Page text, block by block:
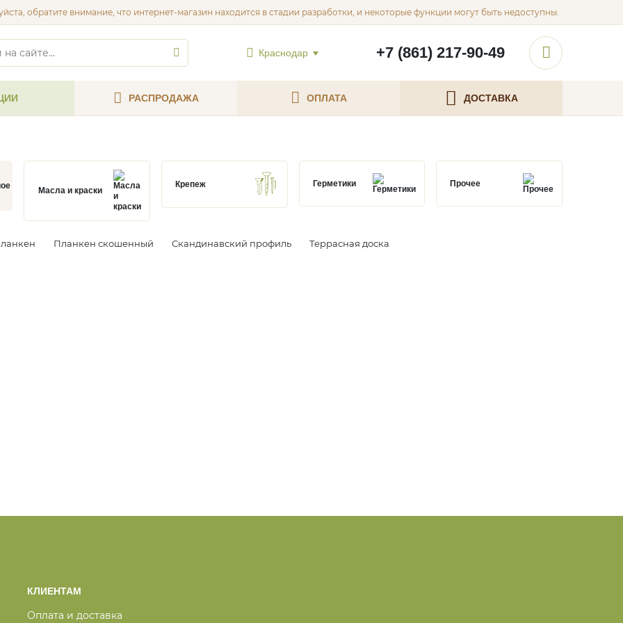
обратите внимание, что интернет-магазин находится в стадии разработки, и некоторые функции могут быть недоступны.
Краснодар +7 (861) 217-90-49
РАСПРОДАЖА ОПЛАТА ДОСТАВКА
Масла и краски
Крепеж Герметики Прочее
Планкен скошенный Скандинавский профиль Террасная доска
КЛИЕНТАМ
Оплата и доставка